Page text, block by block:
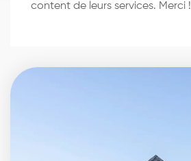
content de leurs services. Merci !